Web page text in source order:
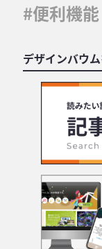
便利機能
デザインバウ